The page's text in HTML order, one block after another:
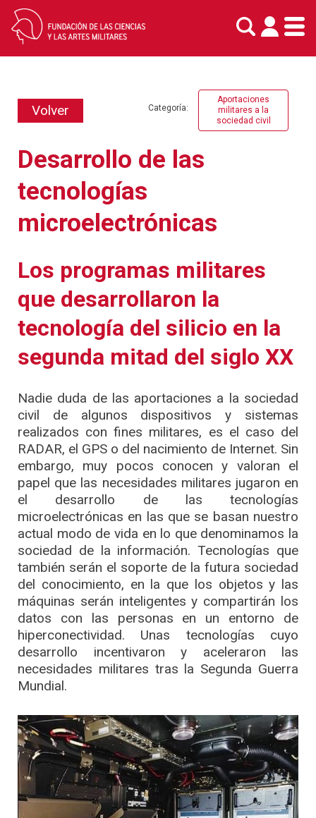
Volver Categoría:
Aportaciones
militares a la
sociedad civil
Desarrollo de las
tecnologías
microelectrónicas
Los programas militares
que desarrollaron la
tecnología del silicio en la
segunda mitad del siglo XX
Nadie duda de las aportaciones a la sociedad
civil de algunos dispositivos y sistemas
realizados con fines militares, es el caso del
RADAR, el GPS o del nacimiento de Internet. Sin
embargo, muy pocos conocen y valoran el
papel que las necesidades militares jugaron en
el desarrollo de las tecnologías
microelectrónicas en las que se basan nuestro
actual modo de vida en lo que denominamos la
sociedad de la información. Tecnologías que
también serán el soporte de la futura sociedad
del conocimiento, en la que los objetos y las
máquinas serán inteligentes y compartirán los
datos con las personas en un entorno de
hiperconectividad. Unas tecnologías cuyo
desarrollo incentivaron y aceleraron las
necesidades militares tras la Segunda Guerra
Mundial.